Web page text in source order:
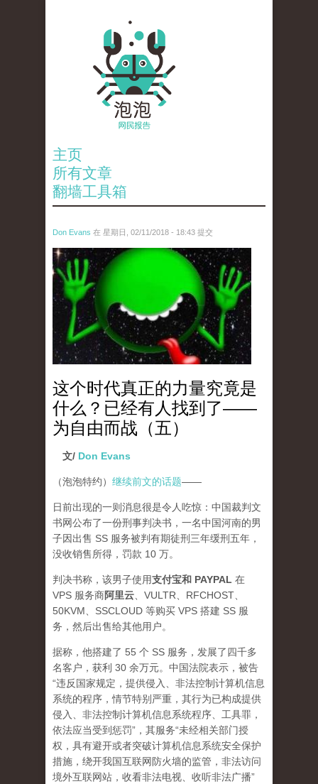
主页
所有文章
翻墙工具箱
Don Evans 在 星期日, 02/11/2018 - 18:43 提交
wechatimg1429.jpeg
这个时代真正的力量究竟是
什么？已经有人找到了——
为自由而战（五）
文/ Don Evans
（泡泡特约） 继续前文的话题——
日前出现的一则消息很是令人吃惊：中国裁判文
书网公布了一份刑事判决书，一名中国河南的男
子因出售 SS 服务被判有期徒刑三年缓刑五年，
没收销售所得，罚款 10 万。
判决书称，该男子使用支付宝和 PAYPAL 在
VPS 服务商阿里云 、VULTR、RFCHOST、
50KVM、SSCLOUD 等购买 VPS 搭建 SS 服
务，然后出售给其他用户。
据称，他搭建了 55 个 SS 服务，发展了四千多
名客户，获利 30 余万元。中国法院表示，被告
“违反国家规定，提供侵入、非法控制计算机信息
系统的程序，情节特别严重，其行为已构成提供
侵入、非法控制计算机信息系统程序、工具罪，
依法应当受到惩罚”，其服务“未经相关部门授
权，具有避开或者突破计算机信息系统安全保护
措施，绕开我国互联网防火墙的监管，非法访问
境外互联网站，收看非法电视、收听非法广播”